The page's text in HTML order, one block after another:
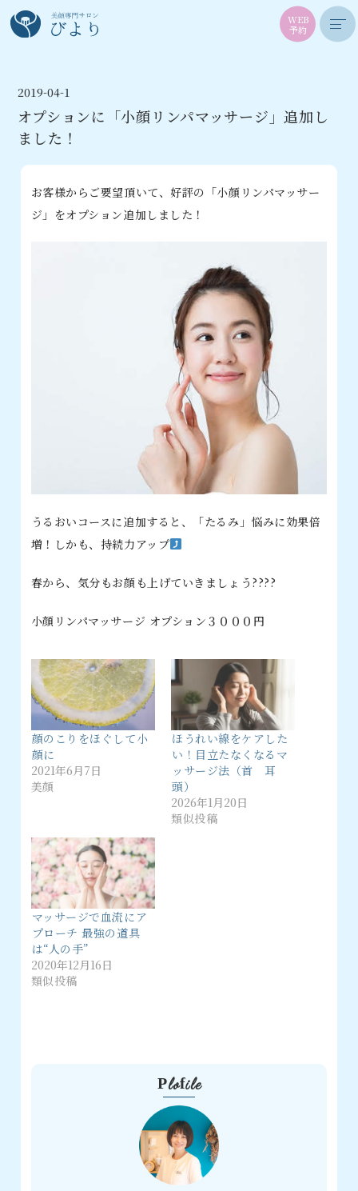
WEB
予約
2019-04-1
オプションに「小顔リンパマッサージ」追加し
ました！
お客様からご要望頂いて、好評の「小顔リンパマッサー
ジ」をオプション追加しました！
うるおいコースに追加すると、「たるみ」悩みに効果倍
増！しかも、持続力アップ
春から、気分もお顔も上げていきましょう????
小顔リンパマッサージ オプション３０００円
顔のこりをほぐして小
顔に
2021年6月7日
美顔
ほうれい線をケアした
い！目立たなくなるマ
ッサージ法（首 耳
頭）
2026年1月20日
類似投稿
マッサージで血流にア
プローチ 最強の道具
は“人の手”
2020年12月16日
類似投稿
Plofile